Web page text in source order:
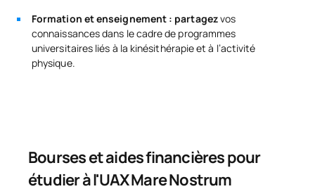
Formation et enseignement : partagezvos
connaissances dans le cadre de programmes
universitaires liés à la kinésithérapie et à l’activité
physique.
Bourses et aides financières pour
étudier à l'UAX Mare Nostrum